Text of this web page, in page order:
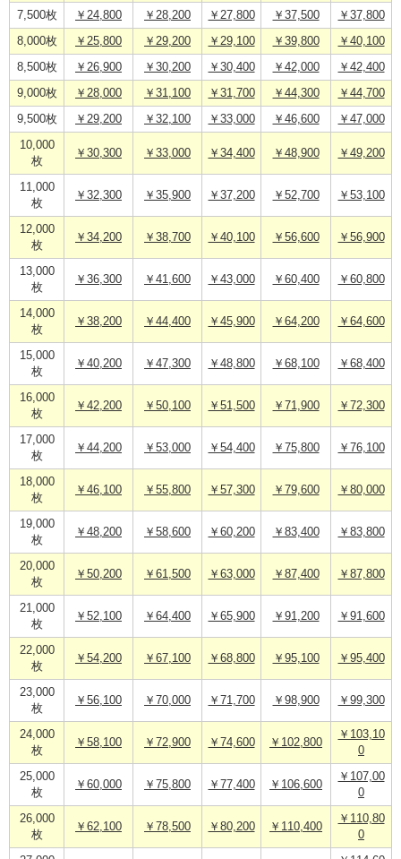
7,500枚 ￥24,800 ￥28,200 ￥27,800 ￥37,500 ￥37,800
8,000枚 ￥25,800 ￥29,200 ￥29,100 ￥39,800 ￥40,100
8,500枚 ￥26,900 ￥30,200 ￥30,400 ￥42,000 ￥42,400
9,000枚 ￥28,000 ￥31,100 ￥31,700 ￥44,300 ￥44,700
9,500枚 ￥29,200 ￥32,100 ￥33,000 ￥46,600 ￥47,000
10,000
枚
￥30,300 ￥33,000 ￥34,400 ￥48,900 ￥49,200
11,000
枚
￥32,300 ￥35,900 ￥37,200 ￥52,700 ￥53,100
12,000
枚
￥34,200 ￥38,700 ￥40,100 ￥56,600 ￥56,900
13,000
枚
￥36,300 ￥41,600 ￥43,000 ￥60,400 ￥60,800
14,000
枚
￥38,200 ￥44,400 ￥45,900 ￥64,200 ￥64,600
15,000
枚
￥40,200 ￥47,300 ￥48,800 ￥68,100 ￥68,400
16,000
枚
￥42,200 ￥50,100 ￥51,500 ￥71,900 ￥72,300
17,000
枚
￥44,200 ￥53,000 ￥54,400 ￥75,800 ￥76,100
18,000
枚
￥46,100 ￥55,800 ￥57,300 ￥79,600 ￥80,000
19,000
枚
￥48,200 ￥58,600 ￥60,200 ￥83,400 ￥83,800
20,000
枚
￥50,200 ￥61,500 ￥63,000 ￥87,400 ￥87,800
21,000
枚
￥52,100 ￥64,400 ￥65,900 ￥91,200 ￥91,600
22,000
枚
￥54,200 ￥67,100 ￥68,800 ￥95,100 ￥95,400
23,000
枚
￥56,100 ￥70,000 ￥71,700 ￥98,900 ￥99,300
24,000
枚
￥58,100 ￥72,900 ￥74,600 ￥102,800
￥103,10
0
25,000
枚
￥60,000 ￥75,800 ￥77,400 ￥106,600
￥107,00
0
26,000
枚
￥62,100 ￥78,500 ￥80,200 ￥110,400
￥110,80
0